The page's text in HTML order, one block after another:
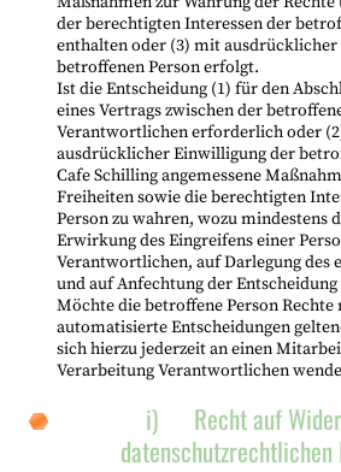
der berechtigten Interessen der
enthalten oder (3) mit
betroffenen Person erfolgt.
Ist die Entscheidung (1) für den
eines Vertrags zwischen der
Verantwortlichen erforderlich oder
ausdrücklicher Einwilligung der
Cafe Schilling angemessene
Freiheiten sowie die berechtigten
Person zu wahren, wozu mindestens
Erwirkung des Eingreifens einer
Verantwortlichen, auf Darlegung des
und auf Anfechtung der
Möchte die betroffene Person Rechte
automatisierte Entscheidungen
sich hierzu jederzeit an einen
Verarbeitung Verantwortlichen
i) Recht auf